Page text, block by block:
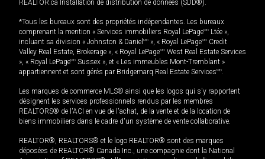
REALTOR.ca Installation de distribution de données (SDD®).
*Tous les bureaux sont des propriétés indépendantes. Les bureaux
comprenant la mention « Services immobiliers Royal LePageMD Ltée »,
incluant sa division « Johnston & Daniel MD », « Royal LePageMD Credit
Valley Real Estate, Brokerage », « Royal LePageMD West Real Estate Services
», « Royal LePageMD Sussex », et « Les immeubles Mont-Tremblant »
appartiennent et sont gérés par Bridgemarq Real Estate ServicesMD.
Les marques de commerce MLS® ainsi que les logos qui s'y rapportent
désignent les services professionnels rendus par les membres
REALTORS® de l'ACI en vue de l'achat, de la vente et de la location de
biens immobiliers dans le cadre d'un système de vente collaborative.
REALTOR®, REALTORS® et le logo REALTOR® sont des marques
déposées de REALTOR® Canada Inc., une compagnie dont la National